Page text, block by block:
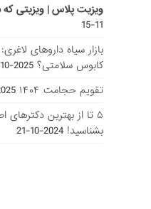
ویزیت پلاس | ویزیتی که
11-15
بازار سیاه داروهای
کابوس سلامتی؟ 2025-10-14
تقویم حجامت ۱۴۰۴
04-26
۵ تا از بهترین
بشناسید! 2024-10-21